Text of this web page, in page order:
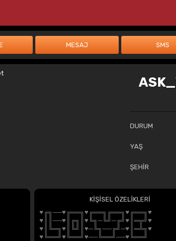
DURUM
YAŞ
ŞEHİR
KİŞİSEL ÖZELİKLERİ
♥╔╗──♥╔══╗♥╔══╗╔══╗♥╔══╗♥
♥║║──♥║╔╗║♥╚╗─╚╝─╔╝♥║═╦╝♥
♥║╚═╗♥║╚╝║♥─╚╗──╔╝─♥║═╩╗♥
♥╚══╝♥╚══╝♥──╚══╝──♥╚══╝